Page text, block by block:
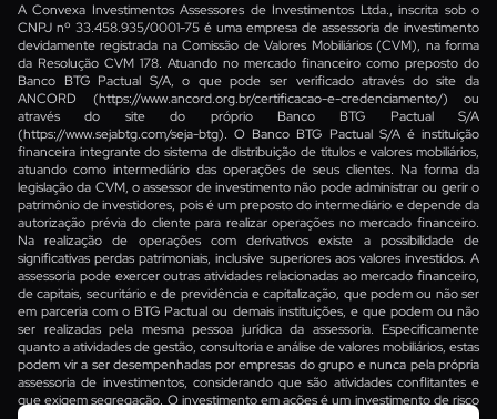
A Convexa Investimentos Assessores de Investimentos Ltda., inscrita sob o
CNPJ nº 33.458.935/0001-75 é uma empresa de assessoria de investimento
devidamente registrada na Comissão de Valores Mobiliários (CVM), na forma
da Resolução CVM 178. Atuando no mercado financeiro como preposto do
Banco BTG Pactual S/A, o que pode ser verificado através do site da
ANCORD (https://www.ancord.org.br/certificacao-e-credenciamento/) ou
através do site do próprio Banco BTG Pactual S/A
(https://www.sejabtg.com/seja-btg). O Banco BTG Pactual S/A é instituição
financeira integrante do sistema de distribuição de títulos e valores mobiliários,
atuando como intermediário das operações de seus clientes. Na forma da
legislação da CVM, o assessor de investimento não pode administrar ou gerir o
patrimônio de investidores, pois é um preposto do intermediário e depende da
autorização prévia do cliente para realizar operações no mercado financeiro.
Na realização de operações com derivativos existe a possibilidade de
significativas perdas patrimoniais, inclusive superiores aos valores investidos. A
assessoria pode exercer outras atividades relacionadas ao mercado financeiro,
de capitais, securitário e de previdência e capitalização, que podem ou não ser
em parceria com o BTG Pactual ou demais instituições, e que podem ou não
ser realizadas pela mesma pessoa jurídica da assessoria. Especificamente
quanto a atividades de gestão, consultoria e análise de valores mobiliários, estas
podem vir a ser desempenhadas por empresas do grupo e nunca pela própria
assessoria de investimentos, considerando que são atividades conflitantes e
que exigem segregação. O investimento em ações é um investimento de risco